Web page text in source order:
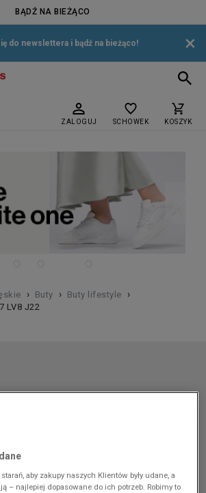
BĄDŹ NA BIEŻĄCO
do newslettera i bądź na bieżąco! ×
ZALOGUJ SCHOWEK KOSZYK
› Buty › Buty lifestyle ›
LV8 J22
aby zakupy naszych Klientów były udane, a
– najlepiej dopasowane do ich potrzeb. Robimy to